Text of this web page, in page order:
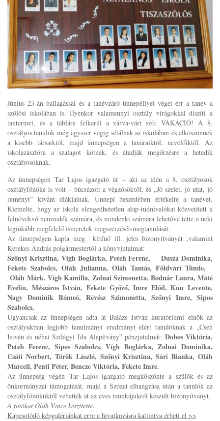
Június 23-án ballagással és a tanévzáró ünnepéllyel véget ért a tanév a
szőlősi iskolában is. Ilyenkor valamennyi osztály virágokkal díszíti a
tantermet, és a táblára felkerül a várva-várt szó: VAKÁCIÓ! A 8.
osztályos tanulók még egyszer végig sétálnak az iskolában és elköszönnek
a kisebb társaiktól, majd ünnepségen a tanáraiktól, nevelőiktől. Az
iskolazászlóra a szalagot kötnek, és átadják megőrzésre a hetedik
osztályosoknak.
Az ünnepségen Tar Lajos igazgató úr – aki az idén a 8. osztályosok
osztályfőnöke is volt – búcsúzott a végzősöktől, és „Jó szelet, jó utat, jó
reményt” kívánt diákjainak. Ünnepi beszédében értékelte a tanévet.
Kiemelte, hogy az iskola elengedhetetlen alap-tudnivalókat közvetített a
felnövekvő nemzedék számára, és mindenki számára lehetővé tette a neki
leginkább megfelelő ismeretek megszerzését-megtanulását.
Az ünnepségen kapta meg kitűnő ill. jeles bizonyítványát ,valamint
Kerekes András polgármestertől a könyvjutalmat:
Szőnyi Krisztina, Vígh Boglárka, Peteh Ferenc, Dusza Dominika,
Fekete Szabolcs, Oláh Julianna, Oláh Tamás, Földvári Tünde,
Oláh Márk, Vígh Kamilla, Zolnai Szimonetta, Bodnár Laura, Máté
Evelin, Mészáros István, Fekete Győző, Imre Előd, Kun Levente,
Nagy Dominik Rómeó, Révész Szimonetta, Szőnyi Imre, Sipos
Szabolcs.
Ugyancsak az ünnepségen adta át Balázs István kuratóriumi elnök az
osztályukban legjobb tanulmányi eredményt elért tanulóknak a „Cseh
István és néhai Szilágyi Ida Alapítvány” pénzjutalmát: Dobos Viktória,
Peteh Ferenc, Sipos Szabolcs, Vígh Boglárka, Zolnai Dominika,
Csáti Norbert, Török László, Szőnyi Krisztina, Sári Bianka, Oláh
Marcell, Penti Péter, Bencze Viktória, Fekete Imre.
Az ünnepség végén Tar Lajos igazgató megköszönte a szülők és az
önkormányzat támogatását, majd a Szózat elhangzása után a tanulók az
osztályfőnöküktől vehették át az éves munkájukról készült bizonyítványt.
A fotókat Oláh Vince készítette.
Kapcsolódó képgalériánkat erre a hivatkozásra kattintva érheti el >>